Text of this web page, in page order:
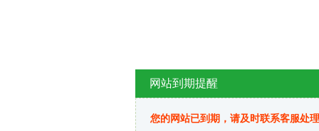
网站到期提醒
您的网站已到期，请及时联系客服处理